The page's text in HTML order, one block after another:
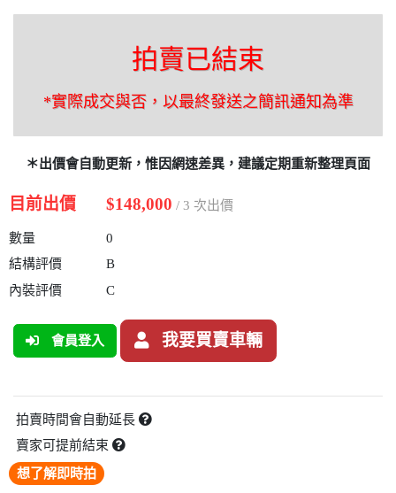
拍賣已結束
*實際成交與否，以最終發送之簡訊通知為準
＊出價會自動更新，惟因網速差異，建議定期重新整理頁面
目前出價 $148,000 / 3 次出價
數量
0
結構評價
B
內裝評價
C
會員登入 我要買賣車輛
拍賣時間會自動延長
賣家可提前結束
想了解即時拍